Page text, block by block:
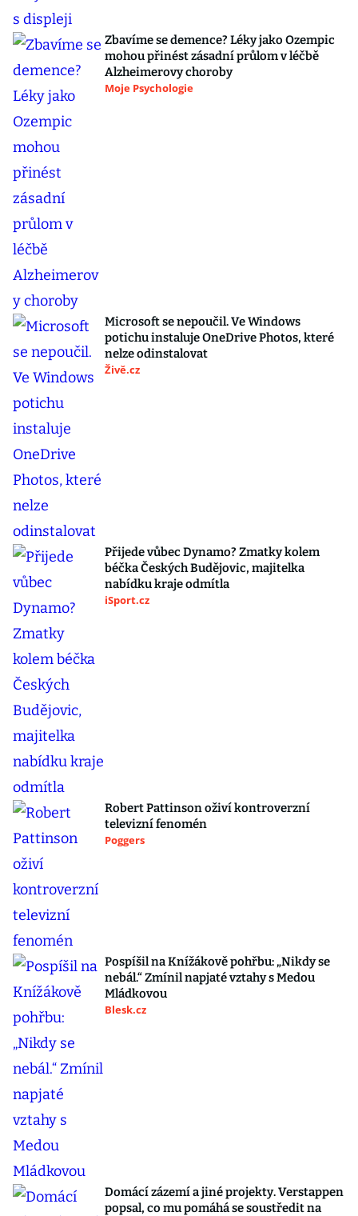
Zbavíme se demence? Léky jako Ozempic
mohou přinést zásadní průlom v léčbě
Alzheimerovy choroby
Moje Psychologie
Microsoft se nepoučil. Ve Windows
potichu instaluje OneDrive Photos, které
nelze odinstalovat
Živě.cz
Přijede vůbec Dynamo? Zmatky kolem
béčka Českých Budějovic, majitelka
nabídku kraje odmítla
iSport.cz
Robert Pattinson oživí kontroverzní
televizní fenomén
Poggers
Pospíšil na Knížákově pohřbu: „Nikdy se
nebál.“ Zmínil napjaté vztahy s Medou
Mládkovou
Blesk.cz
Domácí zázemí a jiné projekty. Verstappen
popsal, co mu pomáhá se soustředit na